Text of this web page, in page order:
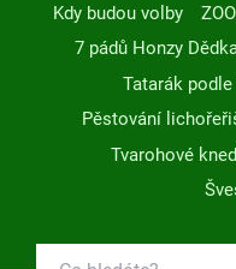
Kdy budou volby
7 pádů Honzy
Tatarák
Pěstování
Tvarohové